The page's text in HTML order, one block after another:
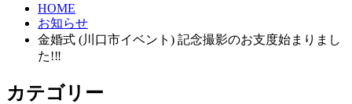
HOME
お知らせ
金婚式 (川口市イベント) 記念撮影のお支度始まりまし
た!‼︎
カテゴリー